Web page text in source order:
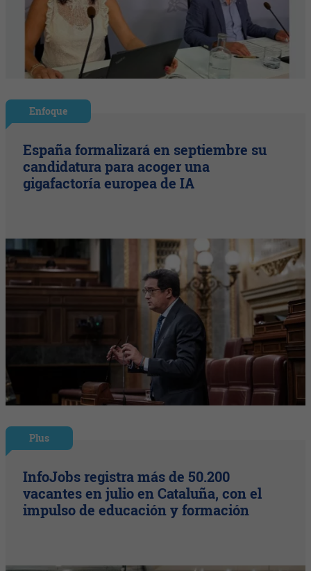
Enfoque
España formalizará en septiembre su
candidatura para acoger una
gigafactoría europea de IA
Plus
InfoJobs registra más de 50.200
vacantes en julio en Cataluña, con el
impulso de educación y formación